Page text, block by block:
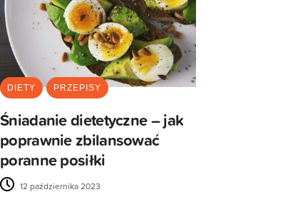
DIETY PRZEPISY
Śniadanie dietetyczne – jak
poprawnie zbilansować
poranne posiłki
12 października 2023